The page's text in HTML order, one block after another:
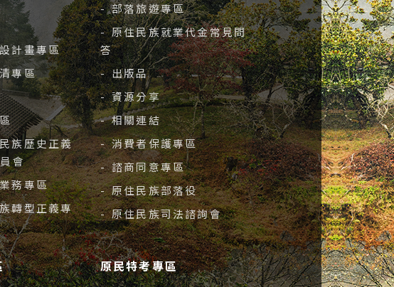
計畫專區
專區
族歷史正義
會
務專區
轉型正義專
- 部落旅遊專區
- 原住民族就業代金常見問
答
- 出版品
- 資源分享
- 相關連結
- 消費者保護專區
- 諮商同意專區
- 原住民族部落役
- 原住民族司法諮詢會
原民特考專區